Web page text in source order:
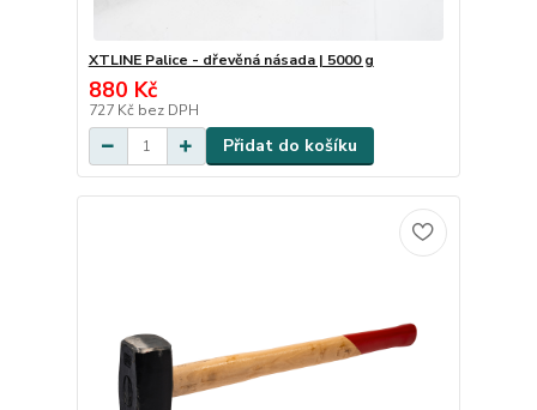
XTLINE Palice - dřevěná násada | 5000 g
880 Kč
727 Kč bez DPH
Přidat do košíku